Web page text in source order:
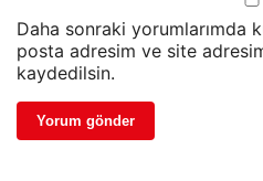
Daha sonraki yorumlarımda
posta adresim ve site
kaydedilsin.